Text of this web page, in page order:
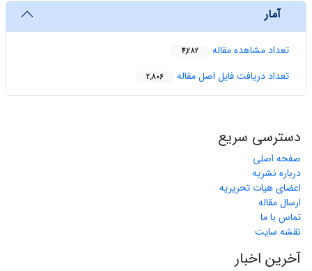
آمار
تعداد مشاهده مقاله 4,282
تعداد دریافت فایل اصل مقاله 2,806
دسترسی سریع
صفحه اصلی
درباره نشریه
اعضای هیات تحریریه
ارسال مقاله
تماس با ما
نقشه سایت
آخرین اخبار